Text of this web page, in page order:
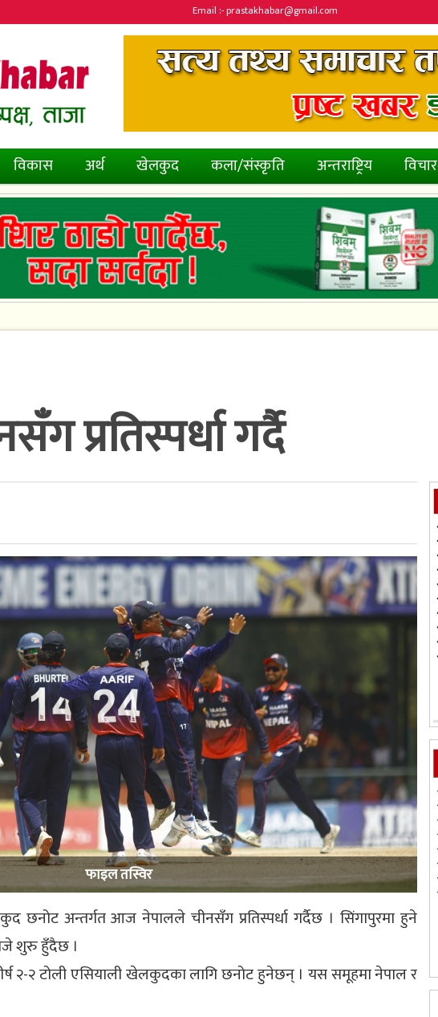
Email :- prastakhabar@gmail.com
विकास अर्थ खेलकुद कला/संस्कृति अन्तराष्ट्रिय विचार
प्रतिस्पर्धा गर्दै
फाइल तस्विर
छनोट अन्तर्गत आज नेपालले चीनसँग प्रतिस्पर्धा गर्दैछ । सिंगापुरमा हुने
बजे शुरु हुँदैछ ।
२-२ टोली एसियाली खेलकुदका लागि छनोट हुनेछन् । यस समूहमा नेपाल र